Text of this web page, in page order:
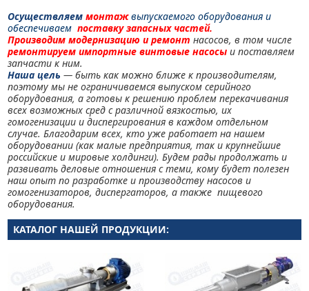
Осуществляем монтажвыпускаемого оборудования и
обеспечиваем поставкузапасных частей.
Производим модернизацию и ремонт насосов, в том числе
ремонтируем импортные винтовые насосы и поставляем
запчасти к ним.
Наша цель — быть как можно ближе к производителям,
поэтому мы не ограничиваемся выпуском серийного
оборудования, а готовы к решению проблем перекачивания
всех возможных сред с различной вязкостью, их
гомогенизации и диспергирования в каждом отдельном
случае. Благодарим всех, кто уже работает на нашем
оборудовании (как малые предприятия, так и крупнейшие
российские и мировые холдинги). Будем рады продолжать и
развивать деловые отношения с теми, кому будет полезен
наш опыт по разработке и производству насосов и
гомогенизаторов, диспергаторов, а также пищевого
оборудования.
КАТАЛОГ НАШЕЙ ПРОДУКЦИИ: